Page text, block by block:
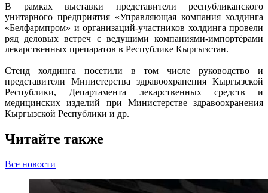
В рамках выставки представители республиканского
унитарного предприятия «Управляющая компания холдинга
«Белфармпром» и организаций-участников холдинга провели
ряд деловых встреч с ведущими компаниями-импортёрами
лекарственных препаратов в Республике Кыргызстан.
Стенд холдинга посетили в том числе руководство и
представители Министерства здравоохранения Кыргызской
Республики, Департамента лекарственных средств и
медицинских изделий при Министерстве здравоохранения
Кыргызской Республики и др.
Читайте также
Все новости